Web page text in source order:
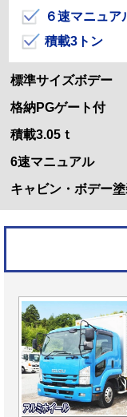
６速マニュア
積載3トン
標準サイズボデー
格納PGゲート付
積載3.05ｔ
6速マニュアル
キャビン・ボデー